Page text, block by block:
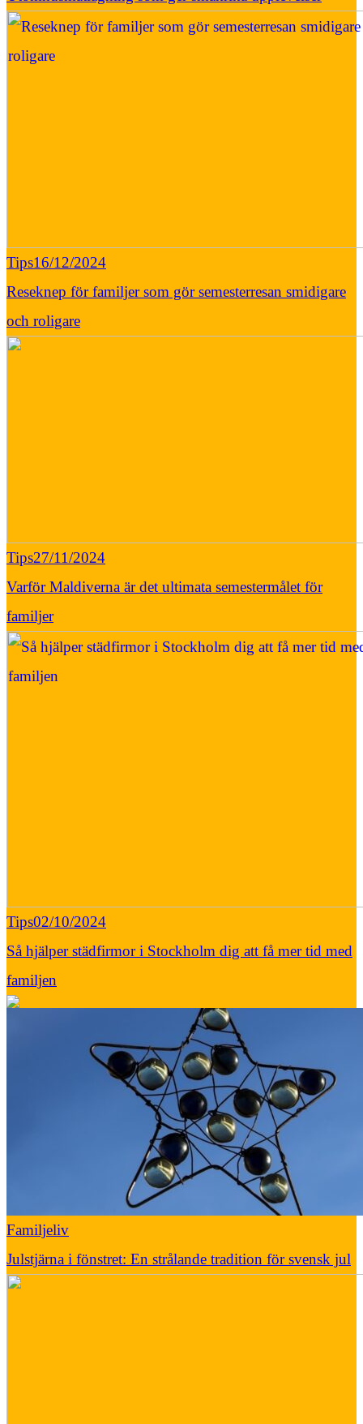
Tips16/12/2024
Reseknep för familjer som gör semesterresan smidigare
och roligare
Tips27/11/2024
Varför Maldiverna är det ultimata semestermålet för
familjer
Tips02/10/2024
Så hjälper städfirmor i Stockholm dig att få mer tid med
familjen
Familjeliv
Julstjärna i fönstret: En strålande tradition för svensk jul